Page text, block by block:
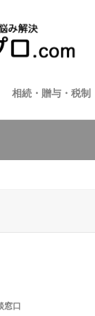
を探す
談
窓口を探す
相談窓口を探す
相続・贈与・税制
窓口